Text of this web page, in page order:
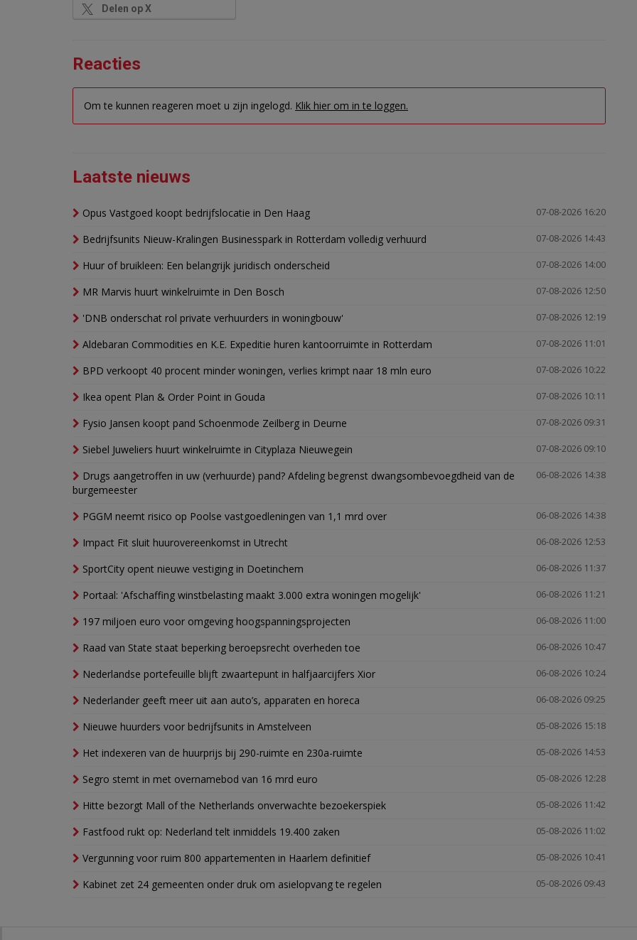
Delen op X
Reacties
Om te kunnen reageren moet u zijn ingelogd. Klik hier om in te loggen.
Laatste nieuws
07-08-2026 16:20
Opus Vastgoed koopt bedrijfslocatie in Den Haag
07-08-2026 14:43
Bedrijfsunits Nieuw-Kralingen Businesspark in Rotterdam volledig verhuurd
07-08-2026 14:00
Huur of bruikleen: Een belangrijk juridisch onderscheid
07-08-2026 12:50
MR Marvis huurt winkelruimte in Den Bosch
07-08-2026 12:19
'DNB onderschat rol private verhuurders in woningbouw'
07-08-2026 11:01
Aldebaran Commodities en K.E. Expeditie huren kantoorruimte in Rotterdam
07-08-2026 10:22
BPD verkoopt 40 procent minder woningen, verlies krimpt naar 18 mln euro
07-08-2026 10:11
Ikea opent Plan & Order Point in Gouda
07-08-2026 09:31
Fysio Jansen koopt pand Schoenmode Zeilberg in Deurne
07-08-2026 09:10
Siebel Juweliers huurt winkelruimte in Cityplaza Nieuwegein
06-08-2026 14:38
Drugs aangetroffen in uw (verhuurde) pand? Afdeling begrenst dwangsombevoegdheid van de
burgemeester
06-08-2026 14:38
PGGM neemt risico op Poolse vastgoedleningen van 1,1 mrd over
06-08-2026 12:53
Impact Fit sluit huurovereenkomst in Utrecht
06-08-2026 11:37
SportCity opent nieuwe vestiging in Doetinchem
06-08-2026 11:21
Portaal: 'Afschaffing winstbelasting maakt 3.000 extra woningen mogelijk'
06-08-2026 11:00
197 miljoen euro voor omgeving hoogspanningsprojecten
06-08-2026 10:47
Raad van State staat beperking beroepsrecht overheden toe
06-08-2026 10:24
Nederlandse portefeuille blijft zwaartepunt in halfjaarcijfers Xior
06-08-2026 09:25
Nederlander geeft meer uit aan auto’s, apparaten en horeca
05-08-2026 15:18
Nieuwe huurders voor bedrijfsunits in Amstelveen
05-08-2026 14:53
Het indexeren van de huurprijs bij 290-ruimte en 230a-ruimte
05-08-2026 12:28
Segro stemt in met overnamebod van 16 mrd euro
05-08-2026 11:42
Hitte bezorgt Mall of the Netherlands onverwachte bezoekerspiek
05-08-2026 11:02
Fastfood rukt op: Nederland telt inmiddels 19.400 zaken
05-08-2026 10:41
Vergunning voor ruim 800 appartementen in Haarlem definitief
05-08-2026 09:43
Kabinet zet 24 gemeenten onder druk om asielopvang te regelen